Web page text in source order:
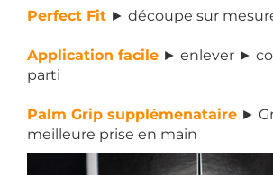
Perfect Fit ► découpe sur
Application facile ► enlever ►
parti
Palm Grip supplémenataire ►
meilleure prise en main